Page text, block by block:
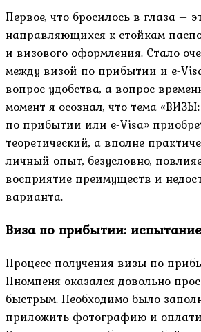
Первое, что бросилось в глаза –
направляющихся к стойкам
и визового оформления. Стало
между визой по прибытии и e-
вопрос удобства, а вопрос
момент я осознал, что тема
по прибытии или e-Visa»
теоретический, а вполне
личный опыт, безусловно,
восприятие преимуществ и
варианта.
Виза по прибытии:
Процесс получения визы по
Пномпеня оказался довольно
быстрым. Необходимо было
приложить фотографию и